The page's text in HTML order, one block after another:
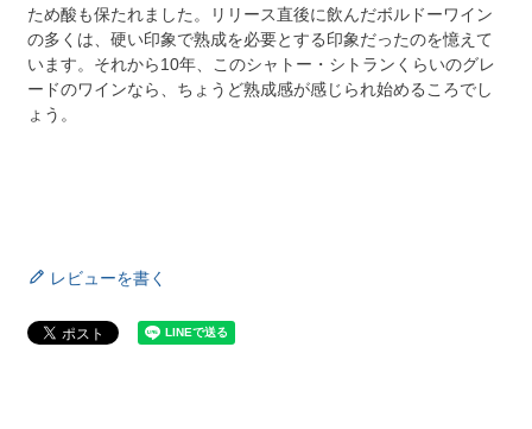
ため酸も保たれました。リリース直後に飲んだボルドーワイン
の多くは、硬い印象で熟成を必要とする印象だったのを憶えて
います。それから10年、このシャトー・シトランくらいのグレ
ードのワインなら、ちょうど熟成感が感じられ始めるころでし
ょう。
レビューを書く